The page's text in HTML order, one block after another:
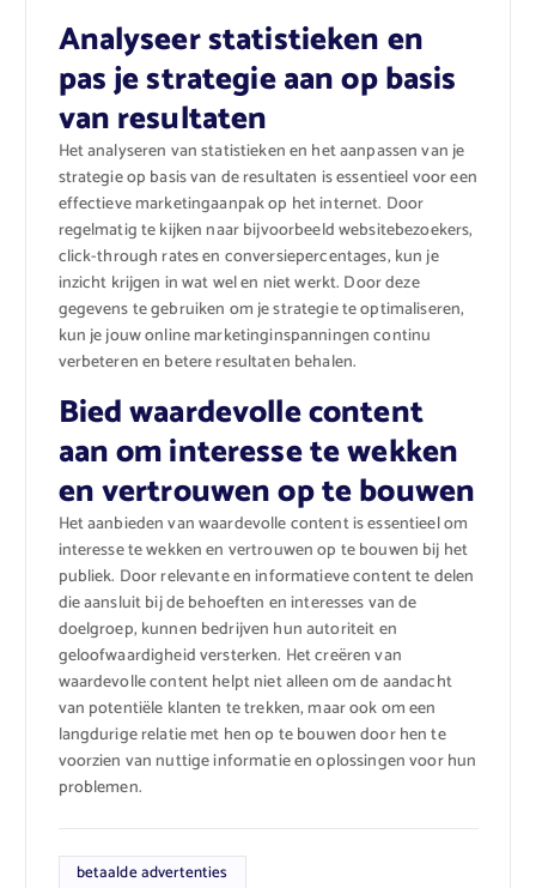
Analyseer statistieken en
pas je strategie aan op basis
van resultaten
Het analyseren van statistieken en het aanpassen van je
strategie op basis van de resultaten is essentieel voor een
effectieve marketingaanpak op het internet. Door
regelmatig te kijken naar bijvoorbeeld websitebezoekers,
click-through rates en conversiepercentages, kun je
inzicht krijgen in wat wel en niet werkt. Door deze
gegevens te gebruiken om je strategie te optimaliseren,
kun je jouw online marketinginspanningen continu
verbeteren en betere resultaten behalen.
Bied waardevolle content
aan om interesse te wekken
en vertrouwen op te bouwen
Het aanbieden van waardevolle content is essentieel om
interesse te wekken en vertrouwen op te bouwen bij het
publiek. Door relevante en informatieve content te delen
die aansluit bij de behoeften en interesses van de
doelgroep, kunnen bedrijven hun autoriteit en
geloofwaardigheid versterken. Het creëren van
waardevolle content helpt niet alleen om de aandacht
van potentiële klanten te trekken, maar ook om een
langdurige relatie met hen op te bouwen door hen te
voorzien van nuttige informatie en oplossingen voor hun
problemen.
betaalde advertenties